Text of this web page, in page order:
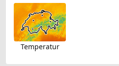
Temperatur